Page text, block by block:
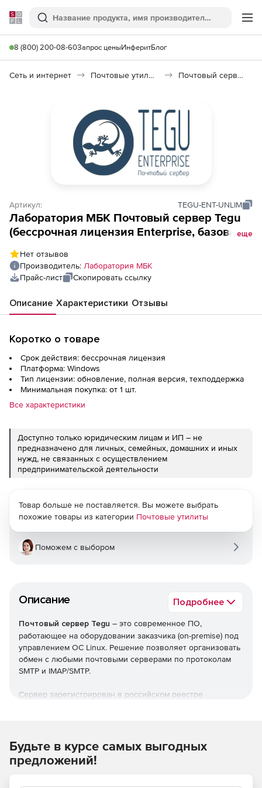
Softline
Поиск
8 (800) 200-08-60Запрос ценыИнферитБлог
Сеть и интернет Почтовые утилиты Почтовый сервер Tegu
Артикул: TEGU-ENT-UNLIM
Лаборатория МБК Почтовый сервер Tegu
(бессрочная лицензия Enterprise, базовая
пользователей
еще
Нет отзывов
Производитель: Лаборатория МБК
Прайс-лист
Скопировать ссылку
Описание Характеристики Отзывы
Коротко о товаре
Срок действия: бессрочная лицензия
Платформа: Windows
Тип лицензии: обновление, полная версия, техподдержка
Минимальная покупка: от 1 шт.
Все характеристики
Доступно только юридическим лицам и ИП – не
предназначено для личных, семейных, домашних и иных
нужд, не связанных с осуществлением
предпринимательской деятельности
Описание Подробнее
Почтовый сервер Tegu – это современное ПО,
работающее на оборудовании заказчика (on-premise) под
управлением ОС Linux. Решение позволяет организовать
обмен с любыми почтовыми серверами по протоколам
SMTP и IMAP/SMTP.
Сервер зарегистрирован в российском реестре
Основные особенности TEGU:
Товар больше не поставляется. Вы можете выбрать
похожие товары из категории Почтовые утилиты
Поможем с выбором
Будьте в курсе самых выгодных
предложений!